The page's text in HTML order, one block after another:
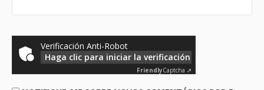
Verificación Anti-Robot
Haga clic para iniciar la verificación
FriendlyCaptcha ⇗